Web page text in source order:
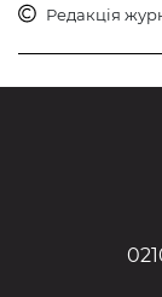
Редакція